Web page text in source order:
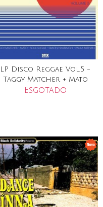
LP Disco Reggae Vol.5 -
Taggy Matcher + Mato
Esgotado